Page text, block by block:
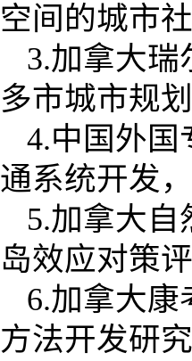
空间的城市
3.加拿大
多市城市规
4.中国外国
通系统开发
5.加拿大
岛效应对策
6.加拿大
方法开发研